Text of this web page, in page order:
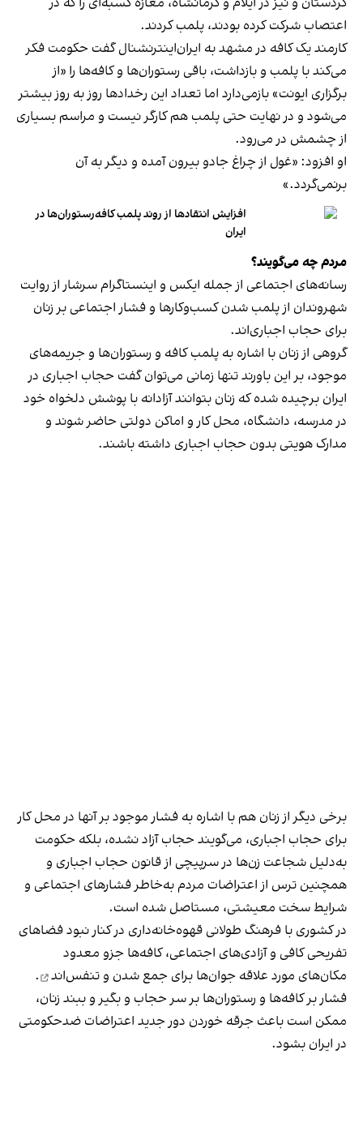
اعتصاب شرکت کرده بودند، پلمب کردند.
کارمند یک کافه در مشهد به ایران‌اینترنشنال گفت حکومت فکر
می‌کند با پلمب و بازداشت، باقی رستوران‌ها و کافه‌ها را «از
برگزاری ایونت» بازمی‌دارد اما تعداد این رخدادها روز به روز بیشتر
می‌شود و در نهایت حتی پلمب هم کارگر نیست و مراسم بسیاری
از چشمش در می‌رود.
او افزود: «غول از چراغ جادو بیرون آمده و دیگر به آن
برنمی‎‌گردد.»
افزایش انتقادها از روند پلمب کافه‌رستوران‌ها در
ایران
مردم چه می‌گویند؟
رسانه‎‌های اجتماعی از جمله ایکس و اینستاگرام سرشار از روایت
شهروندان از پلمب شدن کسب‌وکارها و فشار اجتماعی بر زنان
برای حجاب اجباری‌اند.
گروهی از زنان با اشاره به پلمب کافه و رستوران‌ها و جریمه‌های
موجود، بر این باورند تنها زمانی می‌توان گفت حجاب اجباری در
ایران برچیده شده که زنان بتوانند آزادانه با پوشش دلخواه خود
در مدرسه، دانشگاه، محل کار و اماکن دولتی حاضر شوند و
مدارک هویتی بدون حجاب اجباری داشته باشند.
برخی دیگر از زنان هم با اشاره به فشار موجود بر آنها در محل کار
برای حجاب اجباری، می‌گویند حجاب آزاد نشده، بلکه حکومت
به‌دلیل شجاعت زن‌ها در سرپیچی از قانون حجاب اجباری و
همچنین ترس از اعتراضات مردم به‌خاطر فشارهای اجتماعی و
شرایط سخت معیشتی، مستاصل شده است.
در کشوری با فرهنگ طولانی قهوه‌‌خانه‌داری در کنار نبود فضاهای
تفریحی کافی و آزادی‌های اجتماعی، کافه‌ها جزو معدود
مکان‌های مورد علاقه جوان‌ها برای جمع شدن و تنفس‌اند
.
فشار بر کافه‌ها و رستوران‌ها بر سر حجاب و بگیر و ببند زنان،
ممکن است باعث جرقه خوردن دور جدید اعتراضات ضدحکومتی
در ایران بشود.